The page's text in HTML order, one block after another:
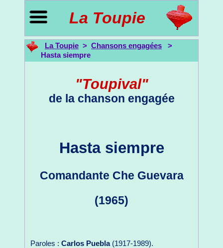
La Toupie
La Toupie > Chansons engagées >
Hasta siempre
"Toupival"
de la chanson engagée
Hasta siempre
Comandante Che Guevara
(1965)
Paroles : Carlos Puebla(1917-1989).